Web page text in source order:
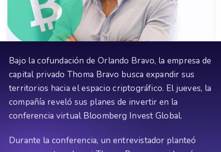
Bajo la cofundación de Orlando Bravo, la empresa de
capital privado Thoma Bravo busca expandir sus
territorios hacia el espacio criptográfico. El jueves, la
compañía reveló sus planes de invertir en la
conferencia virtual Bloomberg Invest Global.
Durante la conferencia, un entrevistador planteó